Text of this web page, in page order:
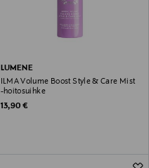
LUMENE
ILMA Volume Boost Style & Care Mist
-hoitosuihke
Original Price
13,90 €